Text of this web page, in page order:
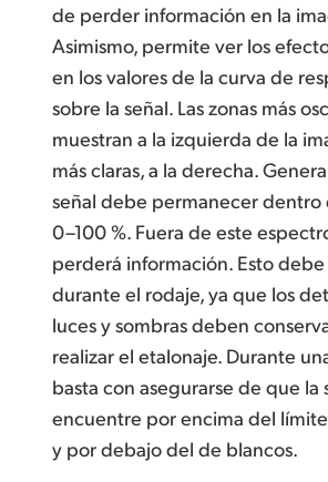
de perder información en la
Asimismo, permite ver los
en los valores de la curva de
sobre la señal. Las zonas más
muestran a la izquierda de la
más claras, a la derecha.
señal debe permanecer dentro
0–100 %. Fuera de este
perderá información. Esto
durante el rodaje, ya que los
luces y sombras deben
realizar el etalonaje. Durante
basta con asegurarse de que la
encuentre por encima del
y por debajo del de blancos.